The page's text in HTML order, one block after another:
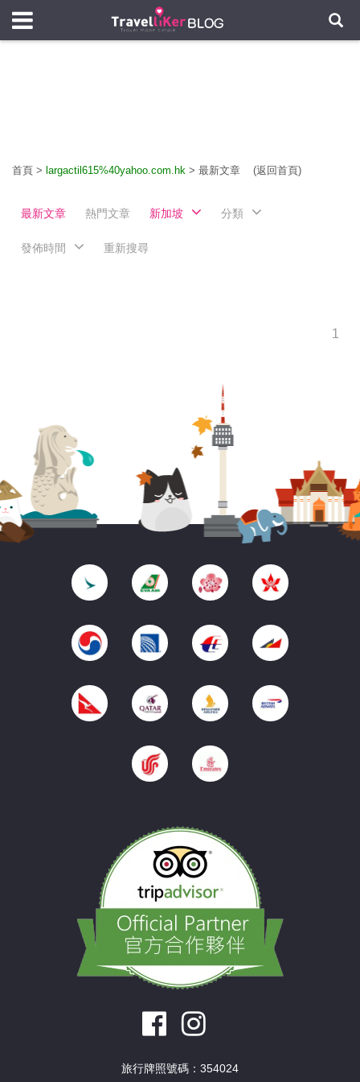
首頁 > largactil615%40yahoo.com.hk > 最新文章 (返回首頁)
最新文章 熱門文章 新加坡 分類
發佈時間 重新搜尋
1
旅行牌照號碼：354024